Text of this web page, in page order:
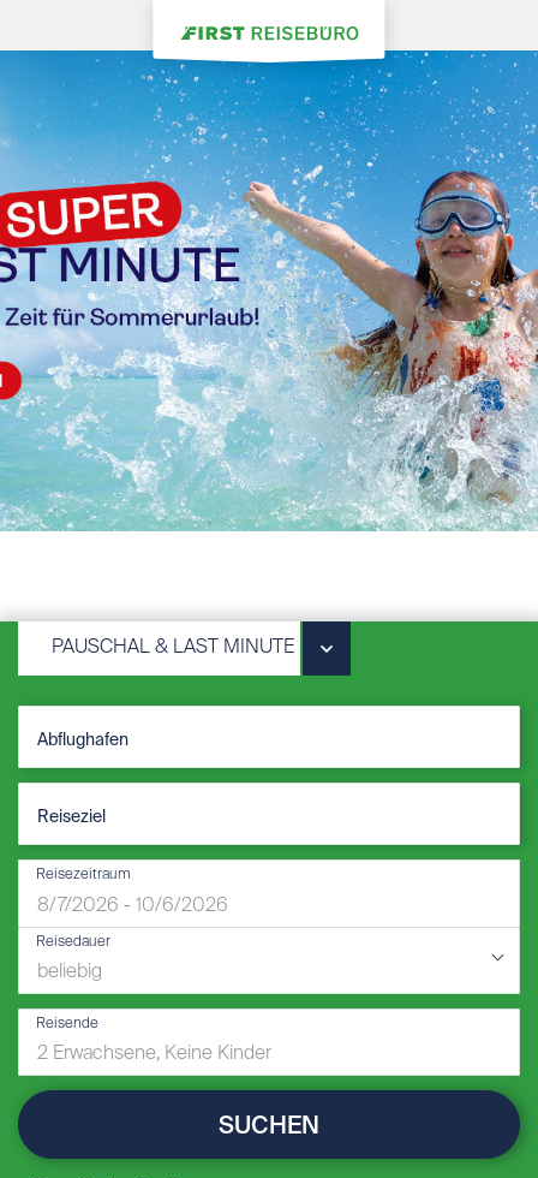
PAUSCHAL & LAST MINUTE
Reisezeitraum
Reisedauer
Reisende
SUCHEN